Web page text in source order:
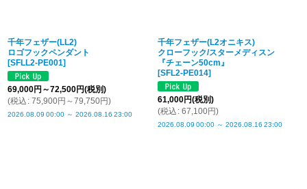
千年フェザー(LL2)
ロゴフックペンダント
[SFLL2-PE001]
69,000円 ～72,500円(税別)
(税込 : 75,900円 ～79,750円)
2026.08.09 00:00 ～ 2026.08.16 23:00
千年フェザー(L2オニキス)
クローフック/スターメディスン
『チェーン50cm』
[SFL2-PE014]
61,000円(税別)
(税込 : 67,100円)
2026.08.09 00:00 ～ 2026.08.16 23:00